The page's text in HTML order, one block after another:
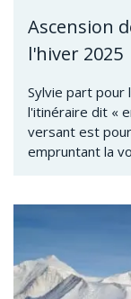
Ascension
l'hiver 2025
Sylvie part pour
l'itinéraire dit «
versant est
empruntant la